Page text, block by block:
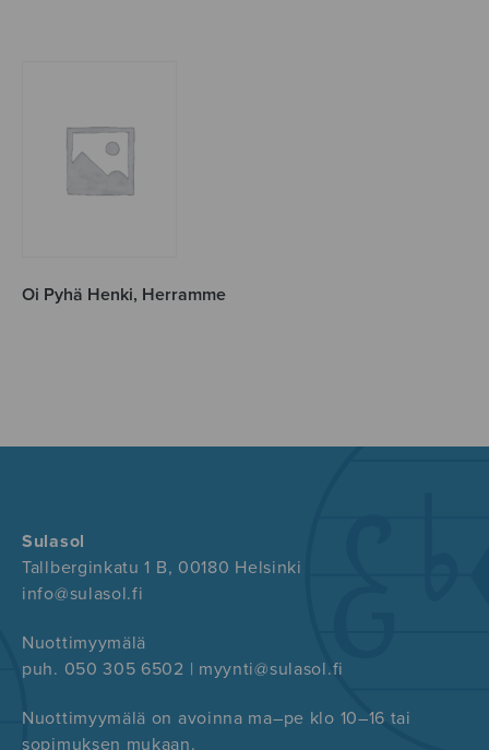
Oi Pyhä Henki, Herramme
Sulasol
Tallberginkatu 1 B, 00180 Helsinki
info@sulasol.fi
Nuottimyymälä
puh. 050 305 6502 | myynti@sulasol.fi
Nuottimyymälä on avoinna ma–pe klo 10–16 tai
sopimuksen mukaan.